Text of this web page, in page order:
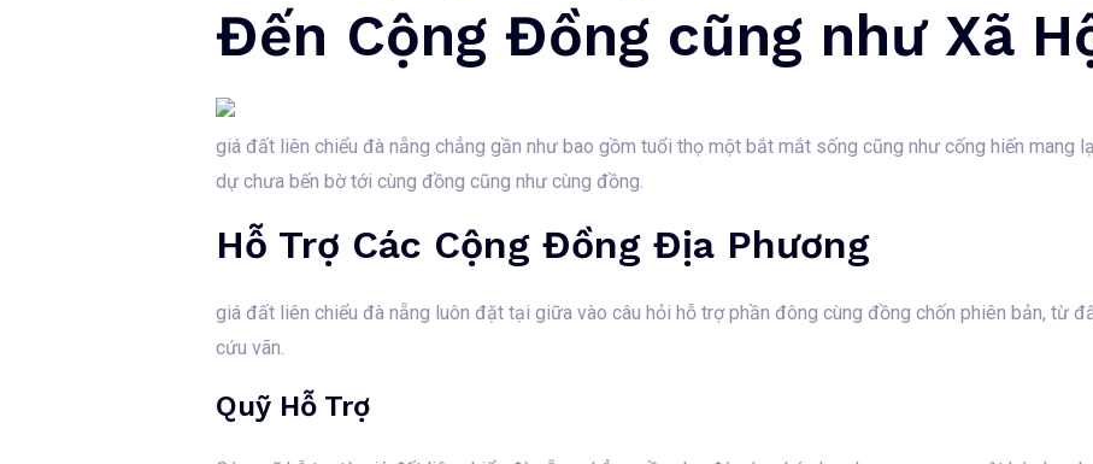
Đến Cộng Đồng cũng như Xã
giá đất liên chiểu đà nẵng chẳng gần như bao gồm tuổi thọ một bắt mắt sống cũng như cống hiến mang
dự chưa bến bờ tới cùng đồng cũng như cùng đồng.
Hỗ Trợ Các Cộng Đồng Địa Phương
giá đất liên chiểu đà nẵng luôn đặt tại giữa vào câu hỏi hỗ trợ phần đông cùng đồng chốn phiên bản, từ
cứu vãn.
Quỹ Hỗ Trợ